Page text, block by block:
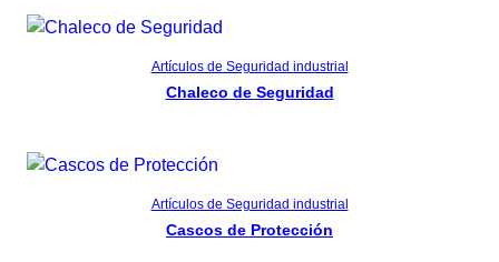
Read more
Artículos de Seguridad industrial
Chaleco de Seguridad
Read more
Artículos de Seguridad industrial
Cascos de Protección